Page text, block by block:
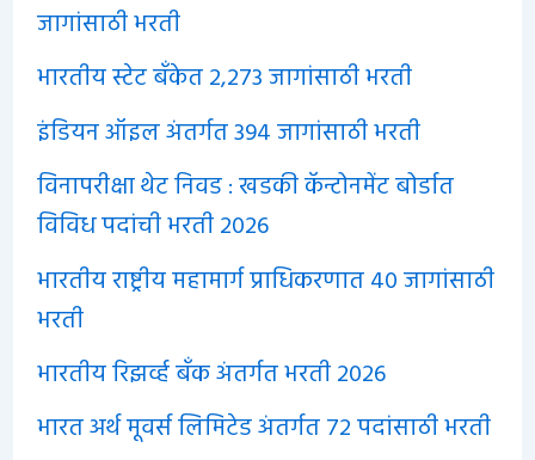
जागांसाठी भरती
भारतीय स्टेट बँकेत 2,273 जागांसाठी भरती
इंडियन ऑइल अंतर्गत 394 जागांसाठी भरती
विनापरीक्षा थेट निवड : खडकी कॅन्टोनमेंट बोर्डात
विविध पदांची भरती 2026
भारतीय राष्ट्रीय महामार्ग प्राधिकरणात 40 जागांसाठी
भरती
भारतीय रिझर्व्ह बँक अंतर्गत भरती 2026
भारत अर्थ मूवर्स लिमिटेड अंतर्गत 72 पदांसाठी भरती